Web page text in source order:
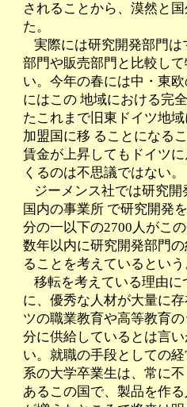
されることから、漠然と
た。
実際には研究開発部門
部門や販売部門と比較し
い。今年の春には中・東
にはこの 地域における完
たこれまで旧東ドイツ地
加盟国に移 ることになる
賃金が上昇してもドイツ
くるのは不思議ではない。
ジーメンス社では研究
国内の事業所 で研究開発
分の一以下の2700人がこ
数年以内に研究開発部門
ることを考えているとい
移転を考えている理由
に、優秀な人材が大量に
ツの職業教育や高等教育
分に供給しているとは言
い。就職の手段としての
系の大学卒業生は、常に
あるこの国で、製品を作